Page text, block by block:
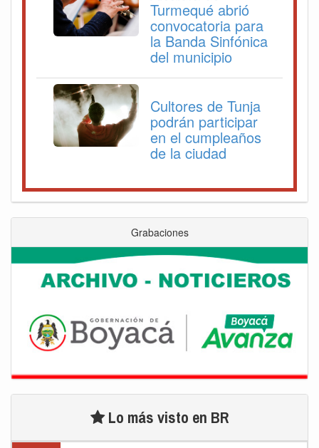
Turmequé abrió
convocatoria para
la Banda Sinfónica
del municipio
Cultores de Tunja
podrán participar
en el cumpleaños
de la ciudad
Grabaciones
Lo más visto en BR